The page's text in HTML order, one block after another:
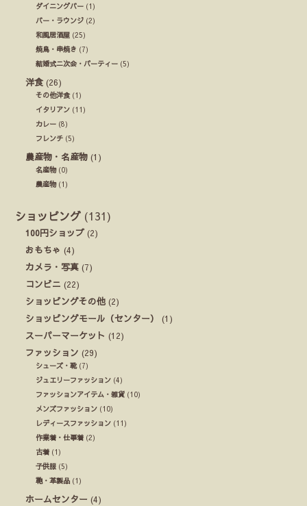
ダイニングバー (1)
バー・ラウンジ (2)
和風居酒屋 (25)
焼鳥・串焼き (7)
結婚式ニ次会・パーティー (5)
洋食 (26)
その他洋食(1)
イタリアン (11)
カレー (8)
フレンチ (5)
農産物・名産物 (1)
名産物(0)
農産物(1)
ショッピング (131)
100円ショップ (2)
おもちゃ (4)
カメラ・写真 (7)
コンビニ (22)
ショッピングその他 (2)
ショッピングモール（センター）
(1)
スーパーマーケット (12)
ファッション (29)
シューズ・靴(7)
ジュエリーファッション (4)
ファッションアイテム・雑貨 (10)
メンズファッション (10)
レディースファッション (11)
作業着・仕事着 (2)
古着 (1)
子供服 (5)
鞄・革製品 (1)
ホームセンター (4)